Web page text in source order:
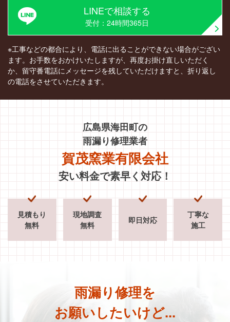
LINEで相談する
受付：24時間365日
※工事などの都合により、電話に出ることができない場合がござい
ます。お手数をおかけいたしますが、再度お掛け直しいただく
か、留守番電話にメッセージを残していただけますと、折り返し
の電話をさせていただきます。
広島県海田町の
雨漏り修理業者
賀茂窯業有限会社
安い料金で素早く対応！
見積もり
無料
現地調査
無料
即日対応
丁寧な
施工
雨漏り修理を
お願いしたいけど...